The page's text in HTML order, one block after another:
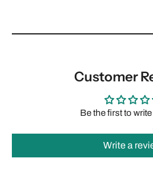
Customer
Be the first to
Write a